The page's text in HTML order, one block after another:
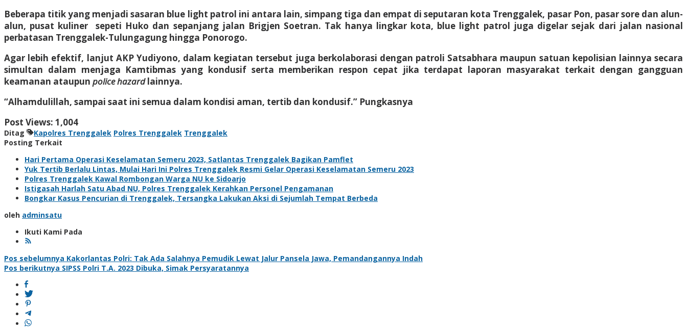
Beberapa titik yang menjadi sasaran blue light patrol ini antara lain, simpang tiga dan empat di seputaran kota Trenggalek, pasar Pon, pasar sore dan alun-
alun, pusat kuliner sepeti Huko dan sepanjang jalan Brigjen Soetran. Tak hanya lingkar kota, blue light patrol juga digelar sejak dari jalan nasional
perbatasan Trenggalek-Tulungagung hingga Ponorogo.
Agar lebih efektif, lanjut AKP Yudiyono, dalam kegiatan tersebut juga berkolaborasi dengan patroli Satsabhara maupun satuan kepolisian lainnya secara
simultan dalam menjaga Kamtibmas yang kondusif serta memberikan respon cepat jika terdapat laporan masyarakat terkait dengan gangguan
keamanan ataupun police hazardlainnya.
“Alhamdulillah, sampai saat ini semua dalam kondisi aman, tertib dan kondusif.” Pungkasnya
Post Views: 1,004
Ditag Kapolres Trenggalek Polres Trenggalek Trenggalek
Posting Terkait
Hari Pertama Operasi Keselamatan Semeru 2023, Satlantas Trenggalek Bagikan Pamflet
Yuk Tertib Berlalu Lintas, Mulai Hari Ini Polres Trenggalek Resmi Gelar Operasi Keselamatan Semeru 2023
Polres Trenggalek Kawal Rombongan Warga NU ke Sidoarjo
Istigasah Harlah Satu Abad NU, Polres Trenggalek Kerahkan Personel Pengamanan
Bongkar Kasus Pencurian di Trenggalek, Tersangka Lakukan Aksi di Sejumlah Tempat Berbeda
oleh adminsatu
Ikuti Kami Pada
Navigasi
pos
Pos sebelumnya Kakorlantas Polri: Tak Ada Salahnya Pemudik Lewat Jalur Pansela Jawa, Pemandangannya Indah
Pos berikutnya SIPSS Polri T.A. 2023 Dibuka, Simak Persyaratannya